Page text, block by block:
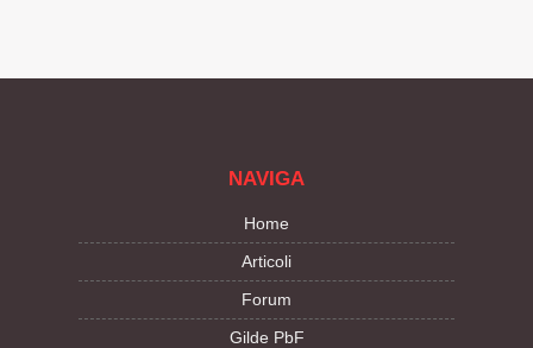
NAVIGA
Home
Articoli
Forum
Gilde PbF